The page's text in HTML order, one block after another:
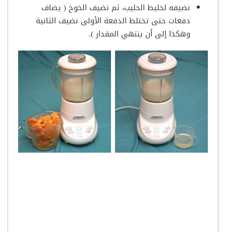
نضيفه لخليط الحليب، ثم نضيف الخوخ ( يضاف
دفعات حتى تختلط الدفعة الأولى نضيف الثانية
وهكذا إلى أن ينتهي المقدار ).